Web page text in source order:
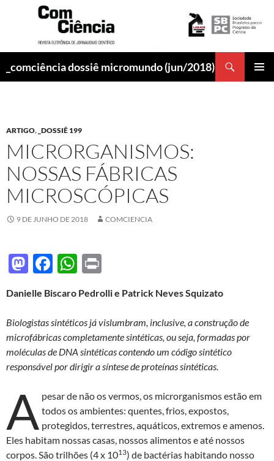
_comciência dossiê micromundo (jun/2018)
ARTIGO, _DOSSIÊ 199
MICRORGANISMOS:
NOSSAS FÁBRICAS
MICROSCÓPICAS
9 DE JUNHO DE 2018 COMCIENCIA
M
to
d
o
n
F
e
b
o
o
W
at
s
A
p
nt
Danielle Biscaro Pedrolli e Patrick Neves Squizato
Biologistas sintéticos já vislumbram, inclusive, a construção de
microfábricas completamente sintéticas, ou seja, formadas por
moléculas de DNA sintéticas contendo um código sintético
responsável por dirigir a síntese de proteínas sintéticas.
A pesar de não os vermos, os microrganismos estão em
todos os ambientes: quentes, frios, expostos,
protegidos, terrestres, aquáticos, extremos e amenos.
Eles habitam nossas casas, nossos alimentos e até nossos
corpos. São trilhões (4 x 1013) de bactérias habitando nosso